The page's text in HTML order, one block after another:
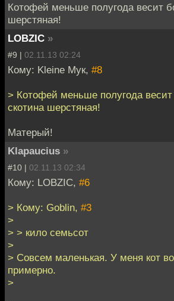
Котофей меньше полугода весит
шерстяная!
LOBZIC »
#9 | 02.11.13 02:24
Кому: Kleine Мук, #8
> Котофей меньше полугода весит
скотина шерстяная!
Матерый!
Klapaucius »
#10 | 02.11.13 02:34
Кому: LOBZIC, #6
> Кому: Goblin, #3
>
> > кило семьсот
>
> Совсем маленькая. У меня кот
примерно.
>